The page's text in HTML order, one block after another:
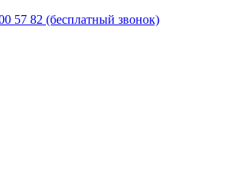
57 82 (бесплатный звонок)